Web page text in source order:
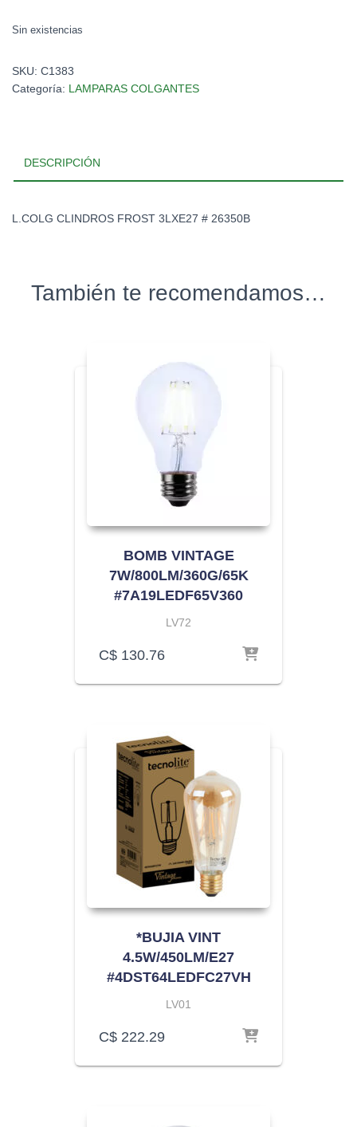
Sin existencias
SKU: C1383
Categoría: LAMPARAS COLGANTES
DESCRIPCIÓN
L.COLG CLINDROS FROST 3LXE27 # 26350B
También te recomendamos…
BOMB VINTAGE
7W/800LM/360G/65K
#7A19LEDF65V360
LV72
C$ 130.76
*BUJIA VINT
4.5W/450LM/E27
#4DST64LEDFC27VH
LV01
C$ 222.29